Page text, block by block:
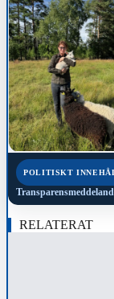
POLITISKT
RELATERAT